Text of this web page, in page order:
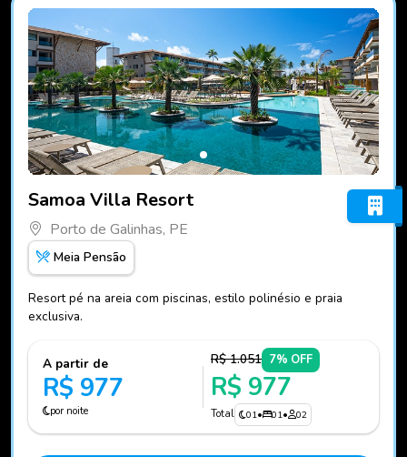
Samoa Villa Resort
Porto de Galinhas, PE
Meia Pensão
Resort pé na areia com piscinas, estilo polinésio e praia
exclusiva.
A partir de
R$ 977
por noite
R$ 1.051 7% OFF
R$ 977
Total 01• 01• 02